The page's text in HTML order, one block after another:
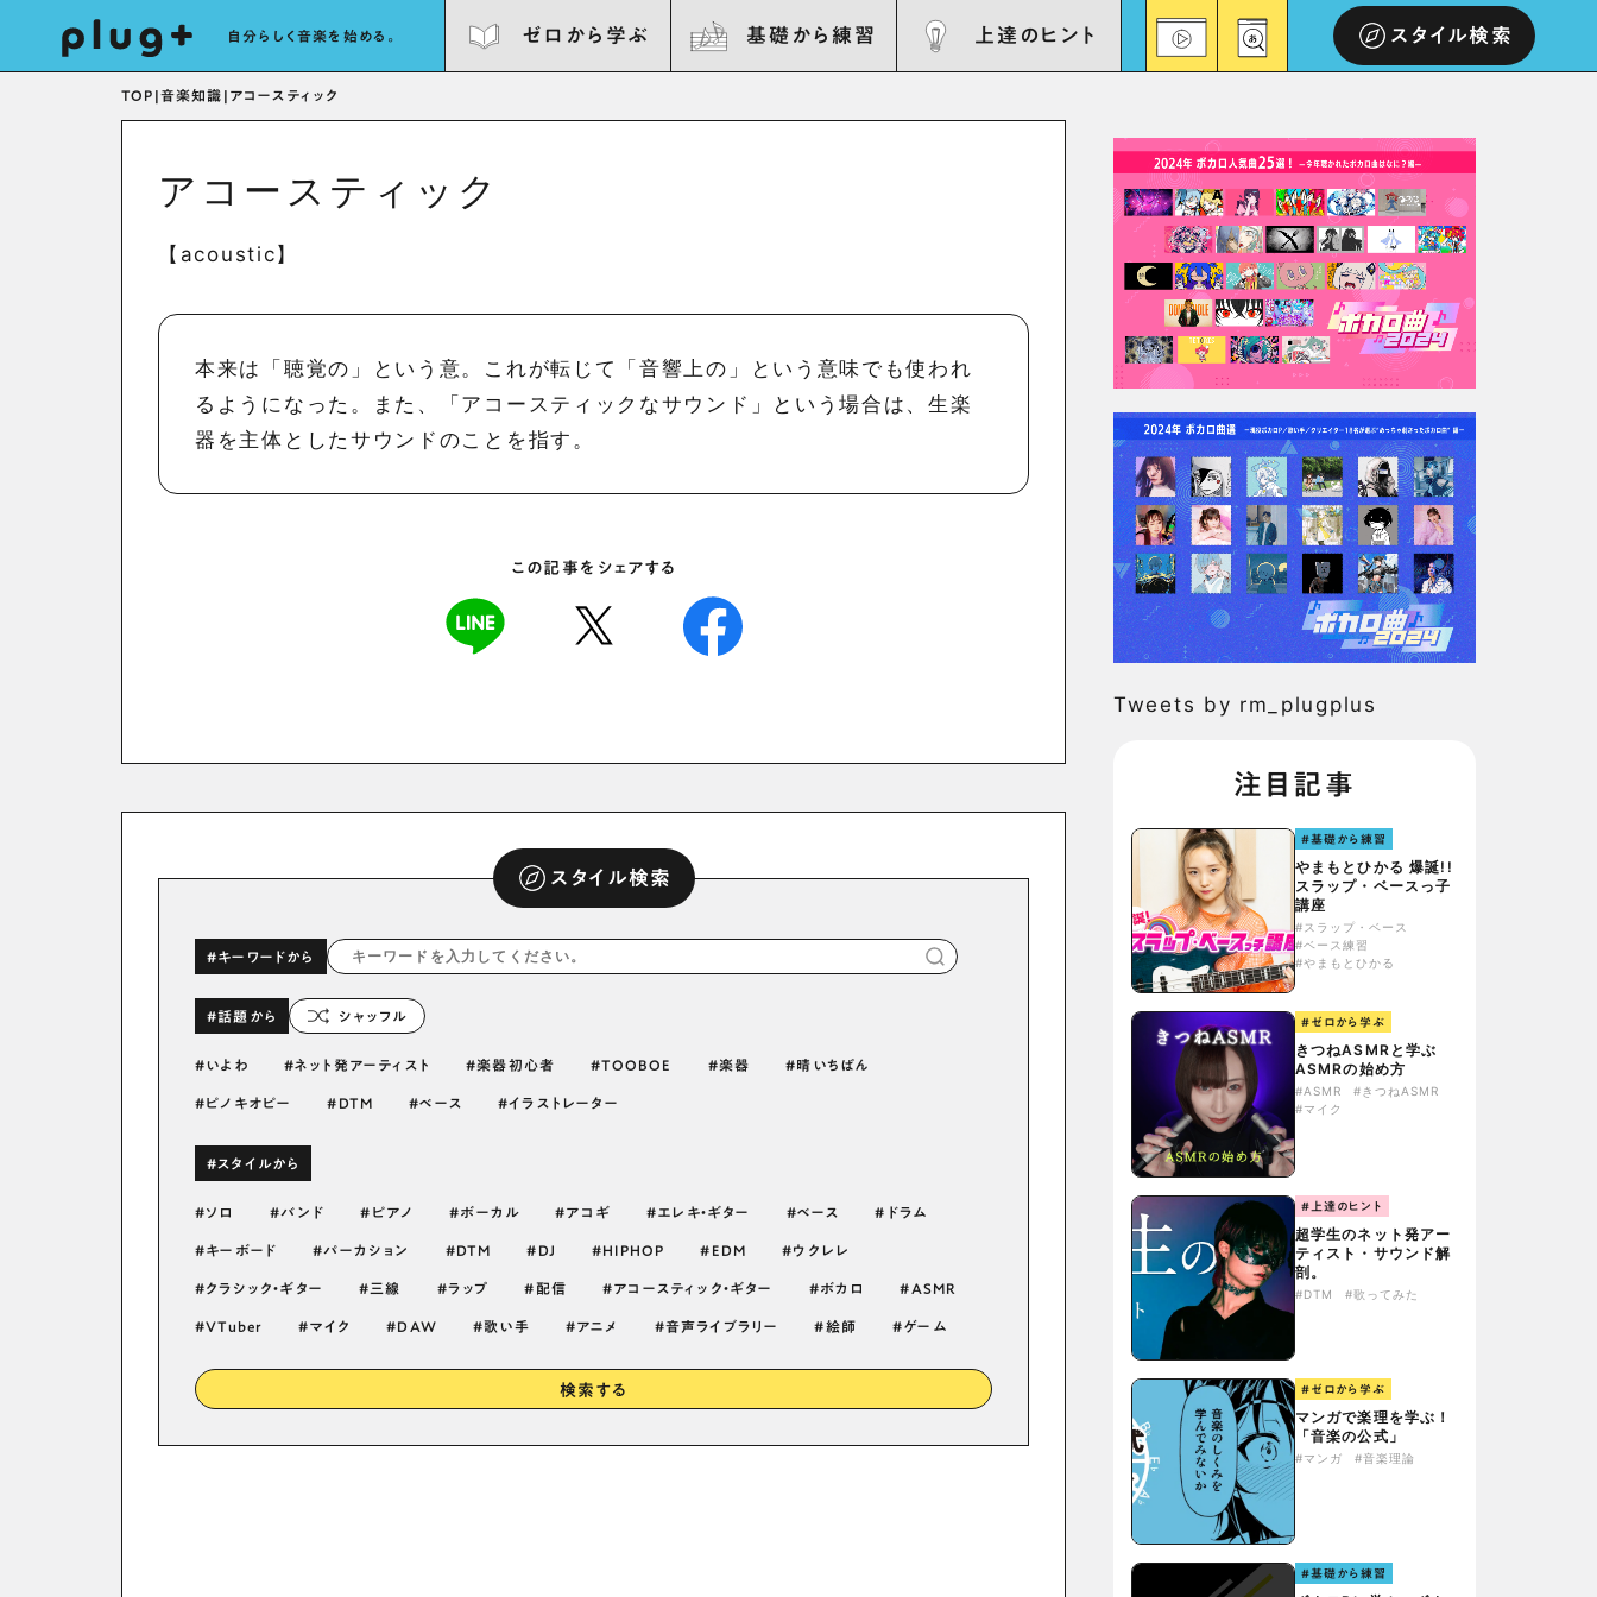
自分らしく音楽を始める。 ゼロから学ぶ 基礎から練習 上達のヒント スタイル検索
TOP |音楽知識 | アコースティック
アコースティック
【acoustic】
本来は「聴覚の」という意。これが転じて「音響上の」という意味でも使われ
るようになった。また、「アコースティックなサウンド」という場合は、生楽
器を主体としたサウンドのことを指す。
この記事をシェアする
スタイル検索
#キーワードから
#話題から シャッフル
いよわ ネット発アーティスト 楽器初心者 TOOBOE 楽器 晴いちばん
ピノキオピー DTM ベース イラストレーター
#スタイルから
ソロ バンド ピアノ ボーカル アコギ エレキ・ギター ベース ドラム
キーボード パーカション DTM DJ HIPHOP EDM ウクレレ
クラシック・ギター 三線 ラップ 配信 アコースティック・ギター ボカロ ASMR
VTuber マイク DAW 歌い手 アニメ 音声ライブラリー 絵師 ゲーム
検索する
Tweets by rm_plugplus
注目記事
#基礎から練習
やまもとひかる 爆誕!!
スラップ・ベースっ子
講座
#スラップ・ベース
#ベース練習
#やまもとひかる
#ゼロから学ぶ
きつねASMRと学ぶ
ASMRの始め方
#ASMR
#きつねASMR
#マイク
#上達のヒント
超学生のネット発アー
ティスト・サウンド解
剖。
#DTM #歌ってみた
#ゼロから学ぶ
マンガで楽理を学ぶ！
「音楽の公式」
#マンガ #音楽理論
#基礎から練習